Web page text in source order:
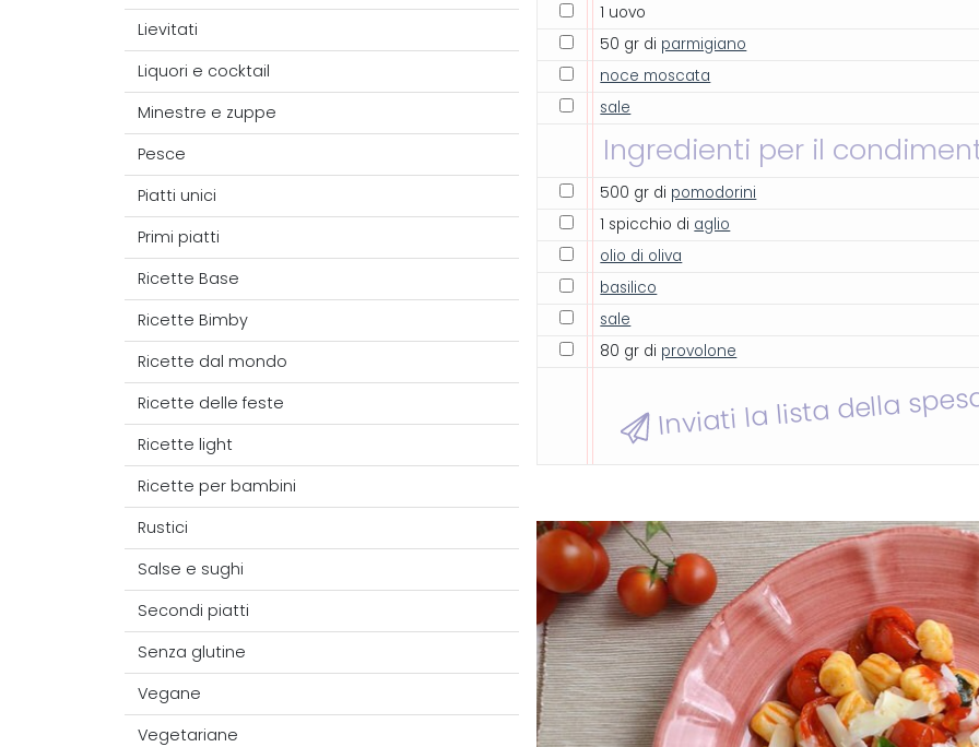
Lievitati
Liquori e cocktail
Minestre e zuppe
Pesce
Piatti unici
Primi piatti
Ricette Base
Ricette Bimby
Ricette dal mondo
Ricette delle feste
Ricette light
Ricette per bambini
Rustici
Salse e sughi
Secondi piatti
Senza glutine
Vegane
Vegetariane
1 uovo
50 gr di parmigiano
noce moscata
sale
Ingredienti per il
500 gr di pomodorini
1 spicchio di aglio
olio di oliva
basilico
sale
80 gr di provolone
Inviati la lista della